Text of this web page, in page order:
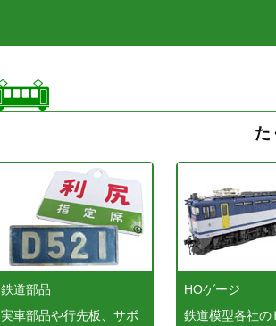
た
鉄道部品
実車部品や行先板、サボ
HOゲージ
鉄道模型各社の